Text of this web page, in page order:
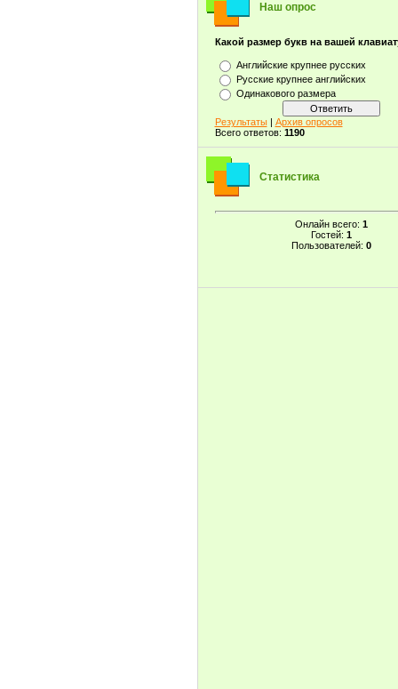
Наш опрос
Какой размер букв на вашей
Английские крупнее русских
Русские крупнее английских
Одинакового размера
Результаты| Архив опросов
Всего ответов: 1190
Статистика
Онлайн всего: 1
Гостей: 1
Пользователей: 0